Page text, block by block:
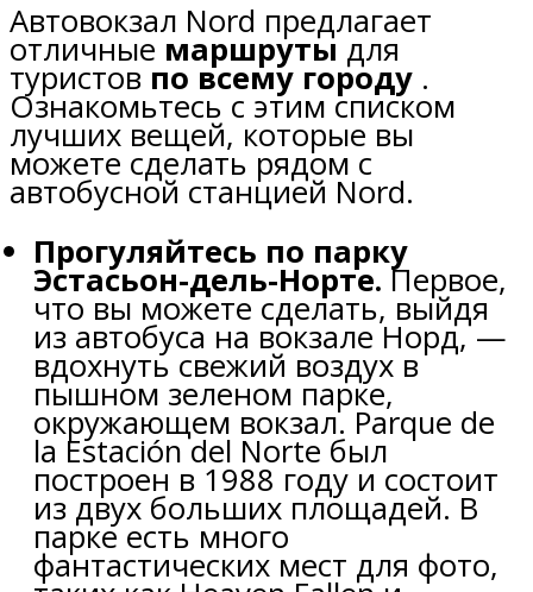
Автовокзал Nord предлагает
отличные маршруты для
туристов по всему городу .
Ознакомьтесь с этим списком
лучших вещей, которые вы
можете сделать рядом с
автобусной станцией Nord.
Прогуляйтесь по парку
Эстасьон-дель-Норте. Первое,
что вы можете сделать, выйдя
из автобуса на вокзале Норд, —
вдохнуть свежий воздух в
пышном зеленом парке,
окружающем вокзал. Parque de
la Estación del Norte был
построен в 1988 году и состоит
из двух больших площадей. В
парке есть много
фантастических мест для фото,